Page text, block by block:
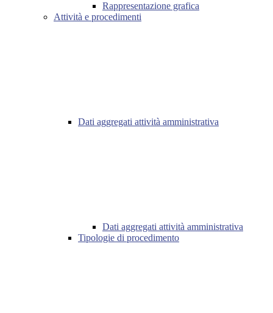
Rappresentazione grafica
Attività e procedimenti
Dati aggregati attività amministrativa
Dati aggregati attività amministrativa
Tipologie di procedimento